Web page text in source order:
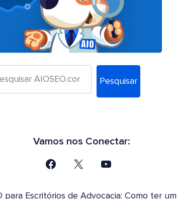
Pesquisar
Vamos nos Conectar:
para Escritórios de Advocacia: Como ter um